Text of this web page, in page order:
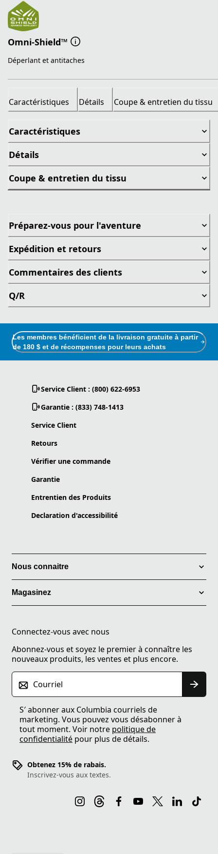
Omni-Shield™
Déperlant et antitaches
Caractéristiques Détails Coupe & entretien du tissu
Caractéristiques
Détails
Coupe & entretien du tissu
Préparez-vous pour l'aventure
Expédition et retours
Commentaires des clients
Q/R
Les membres bénéficient de la livraison gratuite à partir
de 180 $ et de récompenses pour leurs achats
Service Client : (800) 622-6953
Garantie : (833) 748-1413
Service Client
Retours
Vérifier une commande
Garantie
Entrentien des Produits
Declaration d'accessibilité
Nous connaitre
Magasinez
Connectez-vous avec nous
Abonnez-vous et soyez le premier à connaître les
nouveaux produits, les ventes et plus encore.
Courriel
S′ abonner aux Columbia courriels de
marketing. Vous pouvez vous désabonner à
tout moment. Voir notre politique de
confidentialité pour plus de détails.
Obtenez 15% de rabais.
Inscrivez-vous aux textes.